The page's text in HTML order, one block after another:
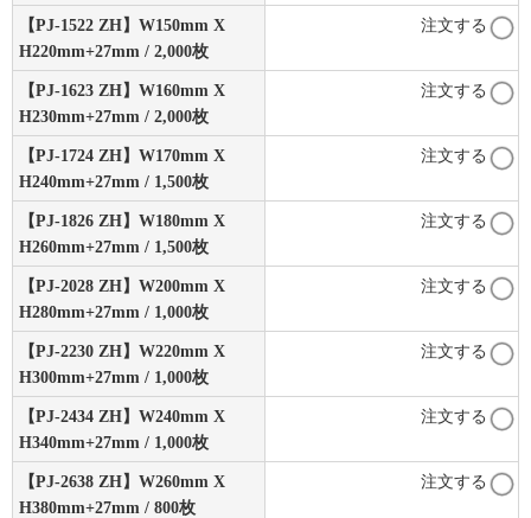
【PJ-1522 ZH】W150mm X
H220mm+27mm / 2,000枚
注文する
【PJ-1623 ZH】W160mm X
H230mm+27mm / 2,000枚
注文する
【PJ-1724 ZH】W170mm X
H240mm+27mm / 1,500枚
注文する
【PJ-1826 ZH】W180mm X
H260mm+27mm / 1,500枚
注文する
【PJ-2028 ZH】W200mm X
H280mm+27mm / 1,000枚
注文する
【PJ-2230 ZH】W220mm X
H300mm+27mm / 1,000枚
注文する
【PJ-2434 ZH】W240mm X
H340mm+27mm / 1,000枚
注文する
【PJ-2638 ZH】W260mm X
H380mm+27mm / 800枚
注文する